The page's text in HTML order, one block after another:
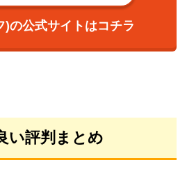
)の公式サイトはコチラ
い評判まとめ